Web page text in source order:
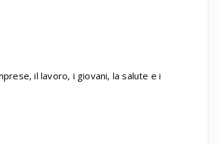
il lavoro, i giovani, la salute e i